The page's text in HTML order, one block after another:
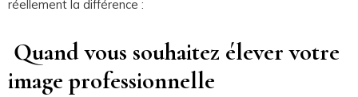
réellement la différence :
Quand vous souhaitez élever votre
image professionnelle